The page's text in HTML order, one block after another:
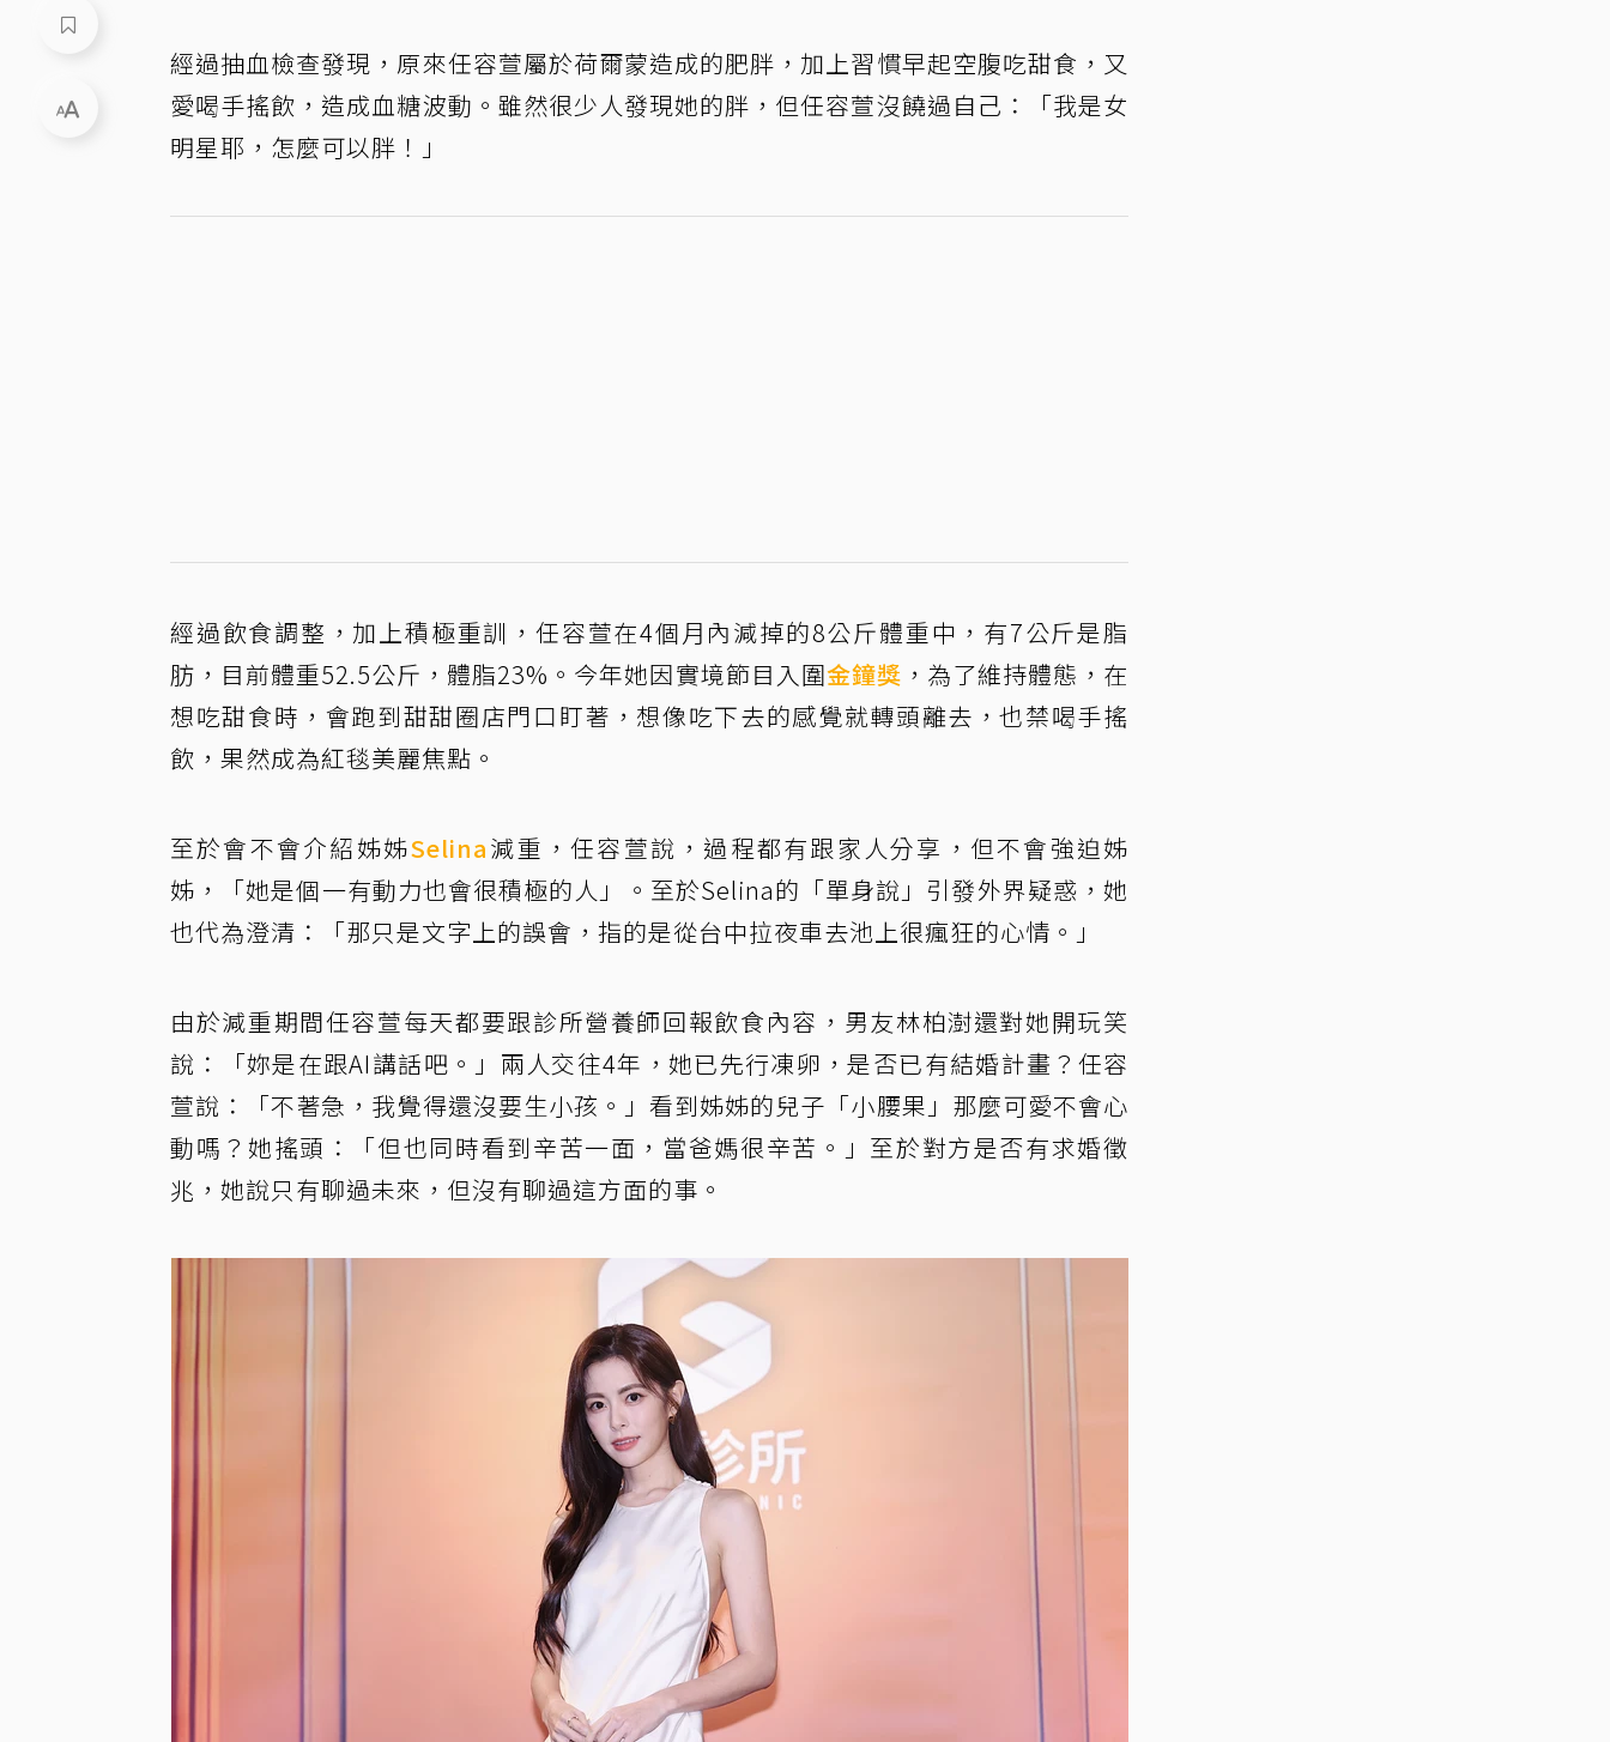
經過抽血檢查發現，原來任容萱屬於荷爾蒙造成的肥胖，加上習慣早起空腹吃甜食，又
愛喝手搖飲，造成血糖波動。雖然很少人發現她的胖，但任容萱沒饒過自己：「我是女
明星耶，怎麼可以胖！」
經過飲食調整，加上積極重訓，任容萱在4個月內減掉的8公斤體重中，有7公斤是脂
肪，目前體重52.5公斤，體脂23%。今年她因實境節目入圍金鐘獎 ，為了維持體態，在
想吃甜食時，會跑到甜甜圈店門口盯著，想像吃下去的感覺就轉頭離去，也禁喝手搖
飲，果然成為紅毯美麗焦點。
至於會不會介紹姊姊Selina減重，任容萱說，過程都有跟家人分享，但不會強迫姊
姊，「她是個一有動力也會很積極的人」。至於Selina的「單身說」引發外界疑惑，她
也代為澄清：「那只是文字上的誤會，指的是從台中拉夜車去池上很瘋狂的心情。」
由於減重期間任容萱每天都要跟診所營養師回報飲食內容，男友林柏澍還對她開玩笑
說：「妳是在跟AI講話吧。」兩人交往4年，她已先行凍卵，是否已有結婚計畫？任容
萱說：「不著急，我覺得還沒要生小孩。」看到姊姊的兒子「小腰果」那麼可愛不會心
動嗎？她搖頭：「但也同時看到辛苦一面，當爸媽很辛苦。」至於對方是否有求婚徵
兆，她說只有聊過未來，但沒有聊過這方面的事。